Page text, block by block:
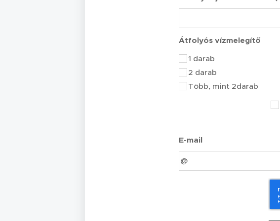
Átfolyós vízmelegítő
1 darab
2 darab
Több, mint 2darab
E-mail